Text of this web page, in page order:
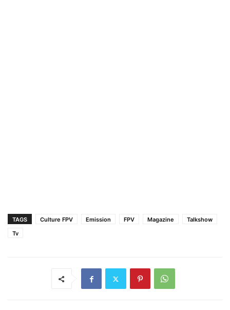
TAGS Culture FPV Emission FPV Magazine
Talkshow
Tv